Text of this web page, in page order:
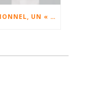
L’ENTRETIEN PROFESSIONNEL, UN « SACRÉ » MOMENT.